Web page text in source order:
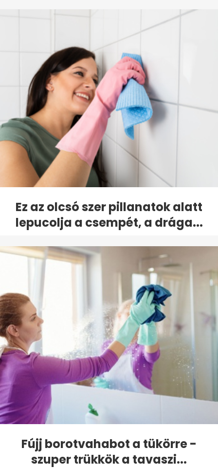
Ez az olcsó szer pillanatok alatt
lepucolja a csempét, a drága...
Fújj borotvahabot a tükörre -
szuper trükkök a tavaszi...